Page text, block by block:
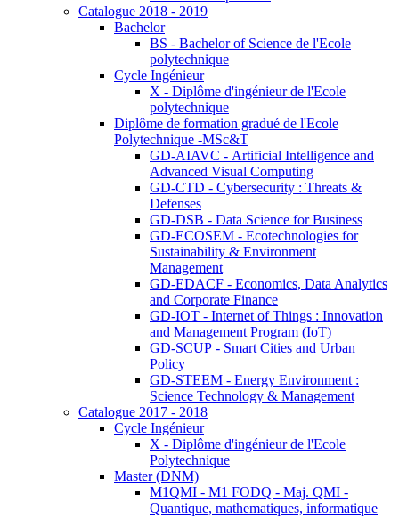
Catalogue 2018 - 2019
Bachelor
BS - Bachelor of Science de l'Ecole
polytechnique
Cycle Ingénieur
X - Diplôme d'ingénieur de l'Ecole
polytechnique
Diplôme de formation gradué de l'Ecole
Polytechnique -MSc&T
GD-AIAVC - Artificial Intelligence and
Advanced Visual Computing
GD-CTD - Cybersecurity : Threats &
Defenses
GD-DSB - Data Science for Business
GD-ECOSEM - Ecotechnologies for
Sustainability & Environment
Management
GD-EDACF - Economics, Data Analytics
and Corporate Finance
GD-IOT - Internet of Things : Innovation
and Management Program (IoT)
GD-SCUP - Smart Cities and Urban
Policy
GD-STEEM - Energy Environment :
Science Technology & Management
Catalogue 2017 - 2018
Cycle Ingénieur
X - Diplôme d'ingénieur de l'Ecole
Polytechnique
Master (DNM)
M1QMI - M1 FODQ - Maj. QMI -
Quantique, mathematiques, informatique